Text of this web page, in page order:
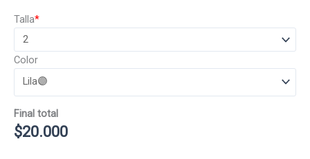
*
Talla
Color
Final total
$20.000